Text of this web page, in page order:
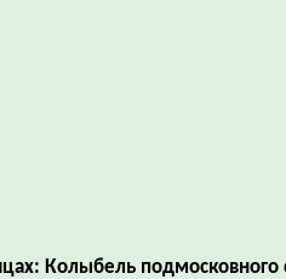
Колыбель подмосковного